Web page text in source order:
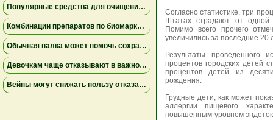
Популярные средства для очищения слизи не помогли пациентам на ИВЛ и могут повышать риск осложнений
Комбинации препаратов по биомаркерам помогли уменьшить устойчивую к лечению меланому
Обычная палка может помочь сохранить равновесие
Девочкам чаще отказывают в важной защите после рождения
Вейпы могут снижать пользу отказа от сигарет
Согласно статистике, три
Штатах страдают от
Помимо всего прочего
увеличились за последние 20
Результаты проведенного
процентов городских детей
процентов детей из
рождения.
Грудные дети, как может
аллергии пищевого
повышенным уровнем